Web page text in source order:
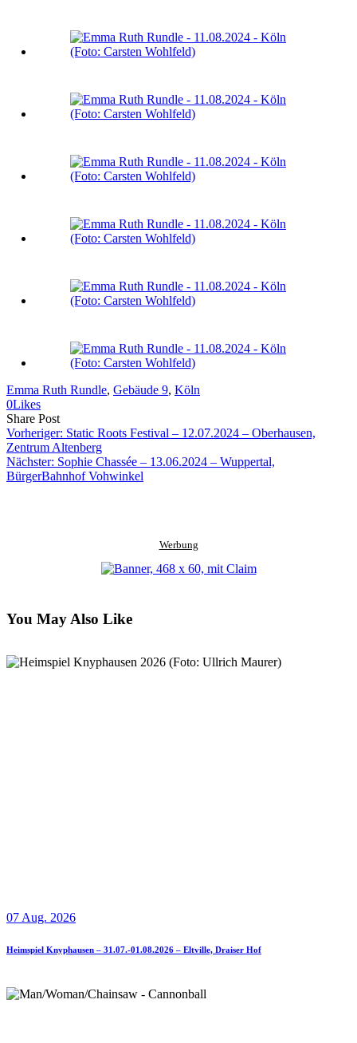
Emma Ruth Rundle, Gebäude 9, Köln
0Likes
Share PostShare
on
Facebook
Copy
URL
to
clipboard
Send
Link
via
eMail
Vorheriger: Static Roots Festival – 12.07.2024 – Oberhausen,
Zentrum Altenberg
Nächster: Sophie Chassée – 13.06.2024 – Wuppertal,
BürgerBahnhof Vohwinkel
Werbung
You May Also Like
07 Aug. 2026
Heimspiel Knyphausen – 31.07.-01.08.2026 – Eltville, Draiser Hof